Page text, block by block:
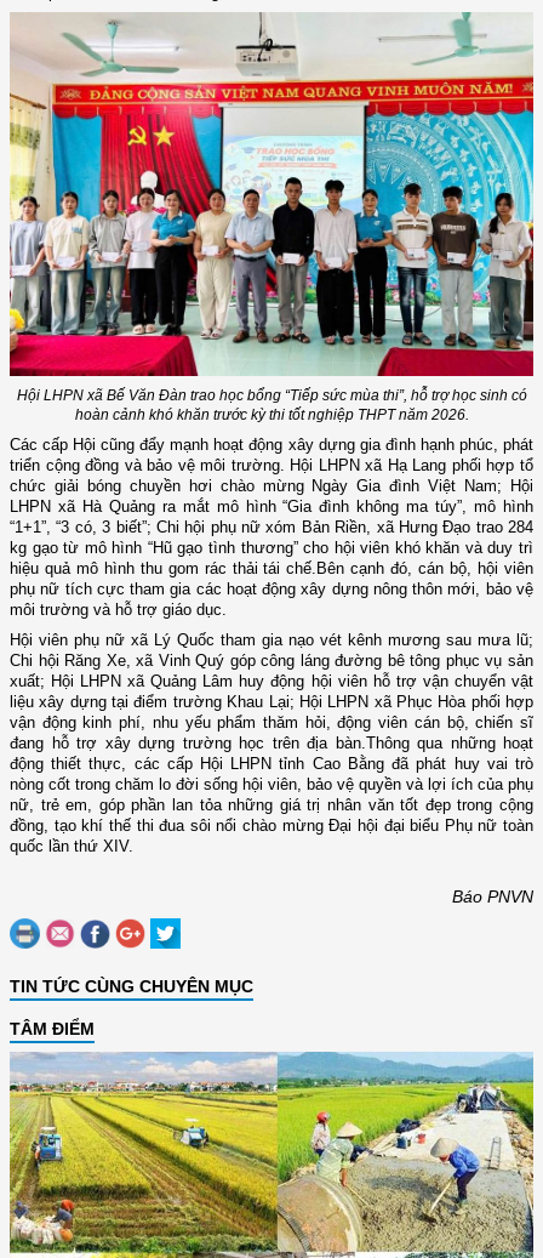
Hội LHPN xã Bế Văn Đàn trao học bổng “Tiếp sức mùa thi”, hỗ trợ học sinh có
hoàn cảnh khó khăn trước kỳ thi tốt nghiệp THPT năm 2026.
Các cấp Hội cũng đẩy mạnh hoạt động xây dựng gia đình hạnh phúc, phát
triển cộng đồng và bảo vệ môi trường. Hội LHPN xã Hạ Lang phối hợp tổ
chức giải bóng chuyền hơi chào mừng Ngày Gia đình Việt Nam; Hội
LHPN xã Hà Quảng ra mắt mô hình “Gia đình không ma túy”, mô hình
“1+1”, “3 có, 3 biết”; Chi hội phụ nữ xóm Bản Riền, xã Hưng Đạo trao 284
kg gạo từ mô hình “Hũ gạo tình thương” cho hội viên khó khăn và duy trì
hiệu quả mô hình thu gom rác thải tái chế.Bên cạnh đó, cán bộ, hội viên
phụ nữ tích cực tham gia các hoạt động xây dựng nông thôn mới, bảo vệ
môi trường và hỗ trợ giáo dục.
Hội viên phụ nữ xã Lý Quốc tham gia nạo vét kênh mương sau mưa lũ;
Chi hội Răng Xe, xã Vinh Quý góp công láng đường bê tông phục vụ sản
xuất; Hội LHPN xã Quảng Lâm huy động hội viên hỗ trợ vận chuyển vật
liệu xây dựng tại điểm trường Khau Lại; Hội LHPN xã Phục Hòa phối hợp
vận động kinh phí, nhu yếu phẩm thăm hỏi, động viên cán bộ, chiến sĩ
đang hỗ trợ xây dựng trường học trên địa bàn.Thông qua những hoạt
động thiết thực, các cấp Hội LHPN tỉnh Cao Bằng đã phát huy vai trò
nòng cốt trong chăm lo đời sống hội viên, bảo vệ quyền và lợi ích của phụ
nữ, trẻ em, góp phần lan tỏa những giá trị nhân văn tốt đẹp trong cộng
đồng, tạo khí thế thi đua sôi nổi chào mừng Đại hội đại biểu Phụ nữ toàn
quốc lần thứ XIV.
Báo PNVN
TIN TỨC CÙNG CHUYÊN MỤC
TÂM ĐIỂM